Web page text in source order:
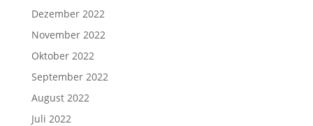
Dezember 2022
November 2022
Oktober 2022
September 2022
August 2022
Juli 2022